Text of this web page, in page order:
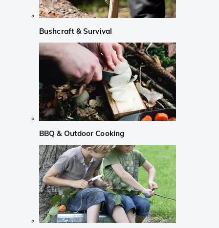
Bushcraft & Survival
BBQ & Outdoor Cooking